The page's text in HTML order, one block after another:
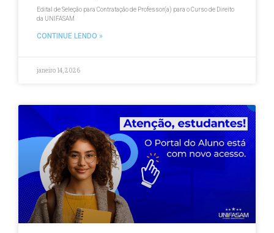
Edital de Seleção para Contratação de Professor(a) para o Curso de Direito
da UNIFASAM
CONTINUE LENDO »
janeiro 14, 2026